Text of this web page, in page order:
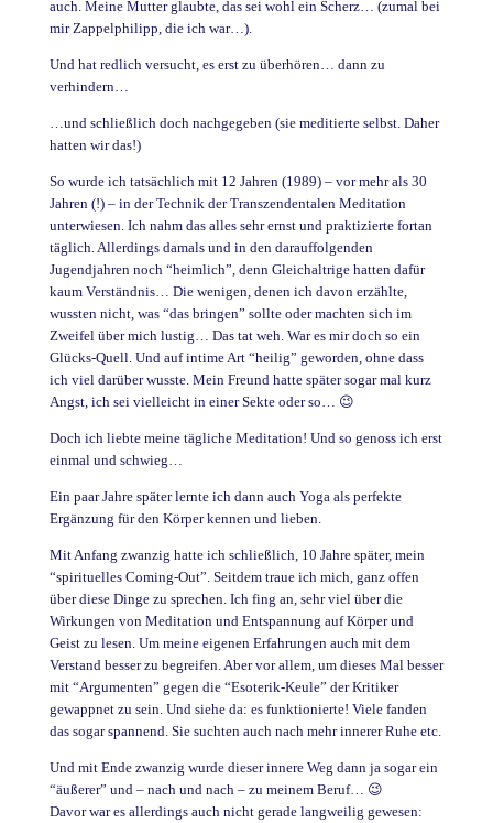
auch. Meine Mutter glaubte, das sei wohl ein Scherz… (zumal bei
mir Zappelphilipp, die ich war…).
Und hat redlich versucht, es erst zu überhören… dann zu
verhindern…
…und schließlich doch nachgegeben (sie meditierte selbst. Daher
hatten wir das!)
So wurde ich tatsächlich mit 12 Jahren (1989) – vor mehr als 30
Jahren (!) – in der Technik der Transzendentalen Meditation
unterwiesen. Ich nahm das alles sehr ernst und praktizierte fortan
täglich. Allerdings damals und in den darauffolgenden
Jugendjahren noch “heimlich”, denn Gleichaltrige hatten dafür
kaum Verständnis… Die wenigen, denen ich davon erzählte,
wussten nicht, was “das bringen” sollte oder machten sich im
Zweifel über mich lustig… Das tat weh. War es mir doch so ein
Glücks-Quell. Und auf intime Art “heilig” geworden, ohne dass
ich viel darüber wusste. Mein Freund hatte später sogar mal kurz
Angst, ich sei vielleicht in einer Sekte oder so… 😉
Doch ich liebte meine tägliche Meditation! Und so genoss ich erst
einmal und schwieg…
Ein paar Jahre später lernte ich dann auch Yoga als perfekte
Ergänzung für den Körper kennen und lieben.
Mit Anfang zwanzig hatte ich schließlich, 10 Jahre später, mein
“spirituelles Coming-Out”. Seitdem traue ich mich, ganz offen
über diese Dinge zu sprechen. Ich fing an, sehr viel über die
Wirkungen von Meditation und Entspannung auf Körper und
Geist zu lesen. Um meine eigenen Erfahrungen auch mit dem
Verstand besser zu begreifen. Aber vor allem, um dieses Mal besser
mit “Argumenten” gegen die “Esoterik-Keule” der Kritiker
gewappnet zu sein. Und siehe da: es funktionierte! Viele fanden
das sogar spannend. Sie suchten auch nach mehr innerer Ruhe etc.
Und mit Ende zwanzig wurde dieser innere Weg dann ja sogar ein
“äußerer” und – nach und nach – zu meinem Beruf… 😉
Davor war es allerdings auch nicht gerade langweilig gewesen: